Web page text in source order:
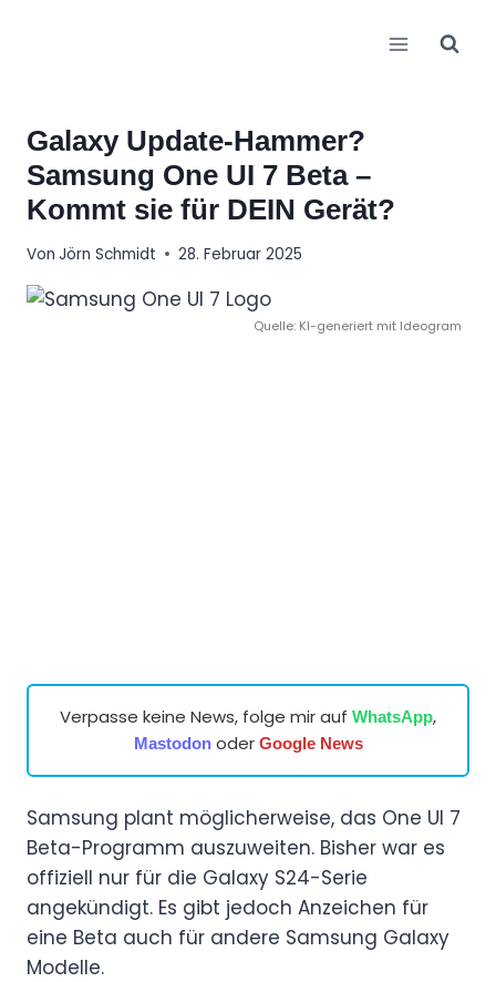
Galaxy Update-Hammer?
Samsung One UI 7 Beta –
Kommt sie für DEIN Gerät?
Von Jörn Schmidt 28. Februar 2025
Quelle: KI-generiert mit Ideogram
Verpasse keine News, folge mir auf WhatsApp,
Mastodonoder Google News
Samsung plant möglicherweise, das One UI 7
Beta-Programm auszuweiten. Bisher war es
offiziell nur für die Galaxy S24-Serie
angekündigt. Es gibt jedoch Anzeichen für
eine Beta auch für andere Samsung Galaxy
Modelle.